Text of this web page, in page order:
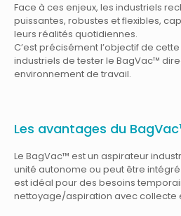
Face à ces enjeux, les industriels
puissantes, robustes et flexibles,
leurs réalités quotidiennes.
C’est précisément l’objectif de
industriels de tester le BagVac™
environnement de travail.
Les avantages du
Le BagVac™ est un aspirateur
unité autonome ou peut être intégré
est idéal pour des besoins
nettoyage/aspiration avec collecte